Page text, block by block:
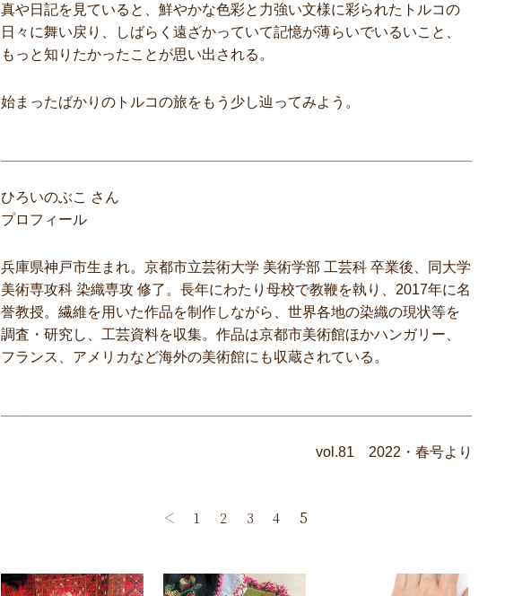
真や日記を見ていると、鮮やかな色彩と力強い文様に彩られたトルコの
日々に舞い戻り、しばらく遠ざかっていて記憶が薄らいでいるいこと、
もっと知りたかったことが思い出される。
始まったばかりのトルコの旅をもう少し辿ってみよう。
ひろいのぶこ さん
プロフィール
兵庫県神戸市生まれ。京都市立芸術大学 美術学部 工芸科 卒業後、同大学
美術専攻科 染織専攻 修了。長年にわたり母校で教鞭を執り、2017年に名
誉教授。繊維を用いた作品を制作しながら、世界各地の染織の現状等を
調査・研究し、工芸資料を収集。作品は京都市美術館ほかハンガリー、
フランス、アメリカなど海外の美術館にも収蔵されている。
vol.81 2022・春号より
1 2 3 4 5